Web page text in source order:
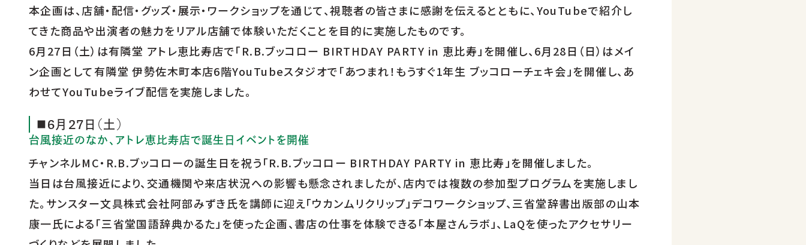
店舗一覧
店舗のご案内
本企画は、店舗・配信・グッズ・展示・ワークショップを通じて、視聴者の皆さまに感謝を伝えるとともに、YouTubeで紹介し
てきた商品や出演者の魅力をリアル店舗で体験いただくことを目的に実施したものです。
6月27日（土）は有隣堂 アトレ恵比寿店で「R.B.ブッコロー BIRTHDAY PARTY in 恵比寿」を開催し、6月28日（日）はメイ
ン企画として有隣堂 伊勢佐木町本店6階YouTubeスタジオで「あつまれ！もうすぐ1年生 ブッコローチェキ会」を開催し、あ
わせてYouTubeライブ配信を実施しました。
■6月27日（土）
台風接近のなか、アトレ恵比寿店で誕生日イベントを開催
チャンネルMC・R.B.ブッコローの誕生日を祝う「R.B.ブッコロー BIRTHDAY PARTY in 恵比寿」を開催しました。
当日は台風接近により、交通機関や来店状況への影響も懸念されましたが、店内では複数の参加型プログラムを実施しまし
た。サンスター文具株式会社阿部みずき氏を講師に迎え「ウカンムリクリップ」デコワークショップ、三省堂辞書出版部の山本
康一氏による「三省堂国語辞典かるた」を使った企画、書店の仕事を体験できる「本屋さんラボ」、LaQを使ったアクセサリー